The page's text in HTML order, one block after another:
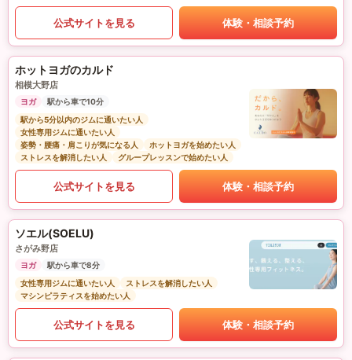
公式サイトを見る 体験・相談予約
ホットヨガのカルド
相模大野店
ヨガ
駅から車で10分
駅から5分以内のジムに通いたい人
女性専用ジムに通いたい人
姿勢・腰痛・肩こりが気になる人
ホットヨガを始めたい人
ストレスを解消したい人
グループレッスンで始めたい人
公式サイトを見る 体験・相談予約
ソエル(SOELU)
さがみ野店
ヨガ
駅から車で8分
女性専用ジムに通いたい人
ストレスを解消したい人
マシンピラティスを始めたい人
公式サイトを見る 体験・相談予約